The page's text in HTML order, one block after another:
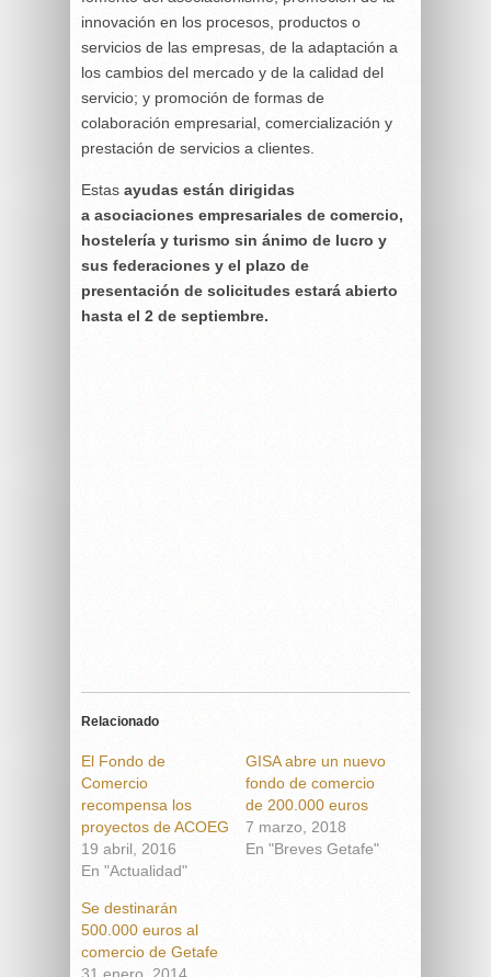
innovación en los procesos, productos o
servicios de las empresas, de la adaptación a
los cambios del mercado y de la calidad del
servicio; y promoción de formas de
colaboración empresarial, comercialización y
prestación de servicios a clientes.
Estas ayudas están dirigidas
a asociaciones empresariales de comercio,
hostelería y turismo sin ánimo de lucro y
sus federaciones y el plazo de
presentación de solicitudes estará abierto
hasta el 2 de septiembre.
Relacionado
El Fondo de
Comercio
recompensa los
proyectos de ACOEG
19 abril, 2016
En "Actualidad"
GISA abre un nuevo
fondo de comercio
de 200.000 euros
7 marzo, 2018
En "Breves Getafe"
Se destinarán
500.000 euros al
comercio de Getafe